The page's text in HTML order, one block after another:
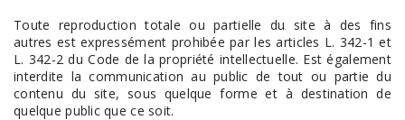
Toute reproduction totale ou partielle du site à des fins
autres est expressément prohibée par les articles L. 342-1 et
L. 342-2 du Code de la propriété intellectuelle. Est également
interdite la communication au public de tout ou partie du
contenu du site, sous quelque forme et à destination de
quelque public que ce soit.